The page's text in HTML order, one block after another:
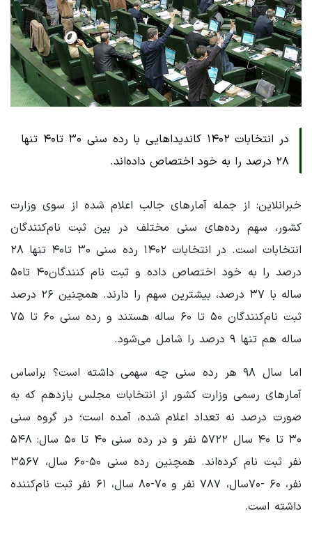
در انتخابات ۱۴۰۲ کاندیداهایی با رده سنی ۳۰ تا۴۰ تنها
۲۸ درصد را به خود اختصاص داده‌اند.
خبرانلاین: از جمله آمارهای جالب اعلام شده از سوی وزارت
کشور، سهم رده‌های سنی مختلف در بین ثبت نام‌کنندگان
انتخابات است. در انتخابات ۱۴۰۲ رده سنی ۳۰ تا۴۰ تنها ۲۸
درصد را به خود اختصاص داده و ثبت نام کنندگان۴۰ تا۵۰
ساله با ۳۷ درصد، بیشترین سهم را دارند. همچنین ۲۶ درصد
ثبت نام‌کنندگان ۵۰ تا ۶۰ ساله هستند و رده سنی ۶۰ تا ۷۵
ساله هم تنها ۹ درصد را شامل می‌شود.
اما سال ۹۸ هر رده سنی چه سهمی داشته است؟ براساس
آمارهای رسمی وزارت کشور از انتخابات مجلس یازدهم که به
صورت درصد نه تعداد اعلام شده، آمده است؛ در گروه سنی
۳۰ تا ۴۰ سال ۵۷۲۲ نفر و در رده سنی ۴۰ تا ۵۰ سال: ۵۴۸
نفر ثبت نام کرده‌اند. همچنین رده سنی ۵۰-۶۰ سال، ۳۵۶۷
نفر، ۶۰ -۷۰سال، ۷۸۷ نفر و ۷۰-۸۰ سال، ۶۱ نفر ثبت نام‌کننده
داشته است.